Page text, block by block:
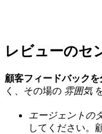
レビューのセ
顧客フィードバックを
く、その場の 雰囲気
エージェントの
してください。